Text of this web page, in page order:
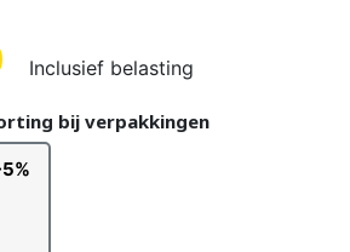
Inclusief belasting
bij verpakkingen